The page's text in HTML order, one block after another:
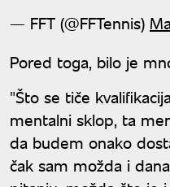
— FFT (@FFTennis)
Pored toga, bilo je
"Što se tiče
mentalni sklop, ta
da budem onako
čak sam možda i